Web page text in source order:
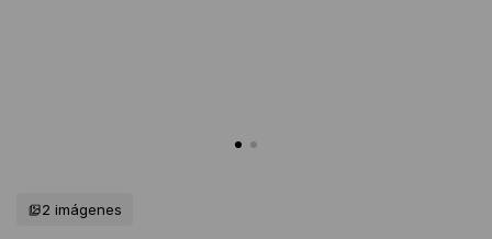
2 imágenes